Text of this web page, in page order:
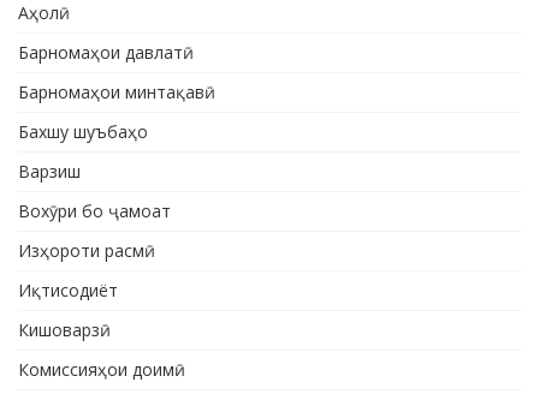
Аҳолӣ
Барномаҳои давлатӣ
Барномаҳои минтақавӣ
Бахшу шуъбаҳо
Варзиш
Вохӯри бо ҷамоат
Изҳороти расмӣ
Иқтисодиёт
Кишоварзӣ
Комиссияҳои доимӣ